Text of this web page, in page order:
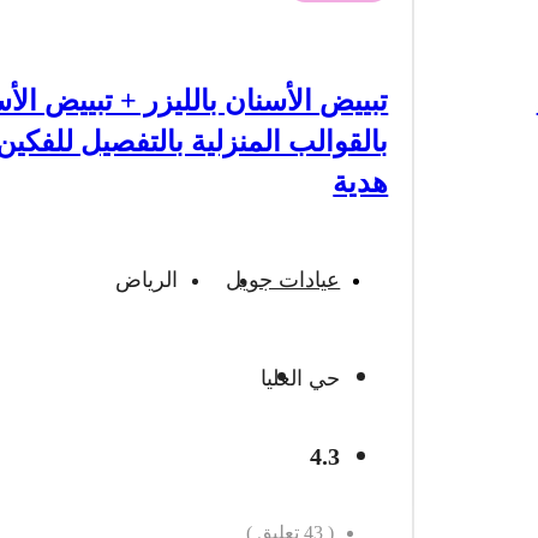
تبييض الأسنان بالليزر + تبييض
بالقوالب المنزلية بالتفصيل
هدية
عيادات جويل الرياض
حي العليا
4.3
(
43تعليق )